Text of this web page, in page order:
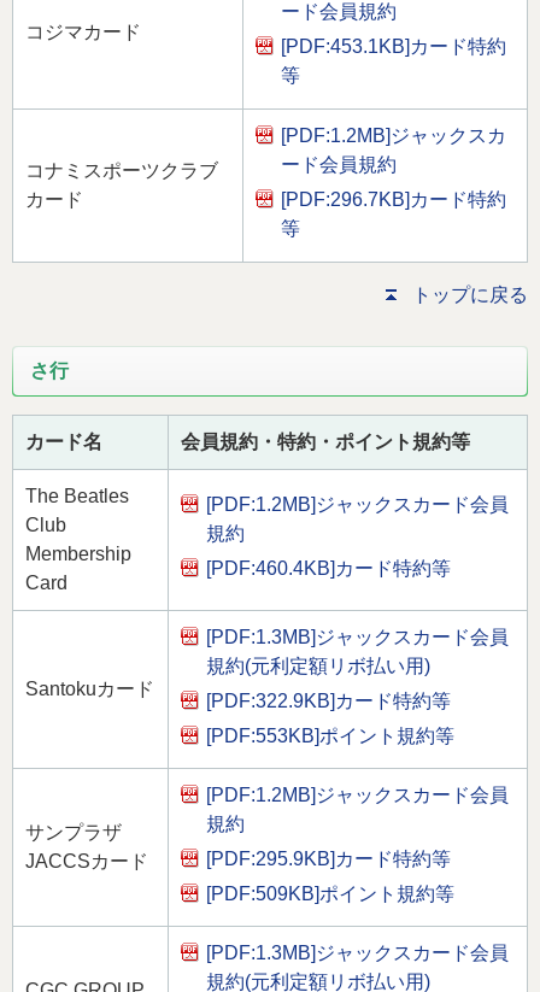
コジマカード
ード会員規約
[PDF:453.1KB] カード特約
等
コナミスポーツクラブ
カード
[PDF:1.2MB] ジャックスカ
ード会員規約
[PDF:296.7KB] カード特約
等
トップに戻る
さ行
カード名 会員規約・特約・ポイント規約等
The Beatles
Club
Membership
Card
[PDF:1.2MB] ジャックスカード会員
規約
[PDF:460.4KB] カード特約等
Santokuカード
[PDF:1.3MB] ジャックスカード会員
規約(元利定額リボ払い用)
[PDF:322.9KB] カード特約等
[PDF:553KB]ポイント規約等
サンプラザ
JACCSカード
[PDF:1.2MB] ジャックスカード会員
規約
[PDF:295.9KB] カード特約等
[PDF:509KB]ポイント規約等
[PDF:1.3MB] ジャックスカード会員
規約(元利定額リボ払い用)